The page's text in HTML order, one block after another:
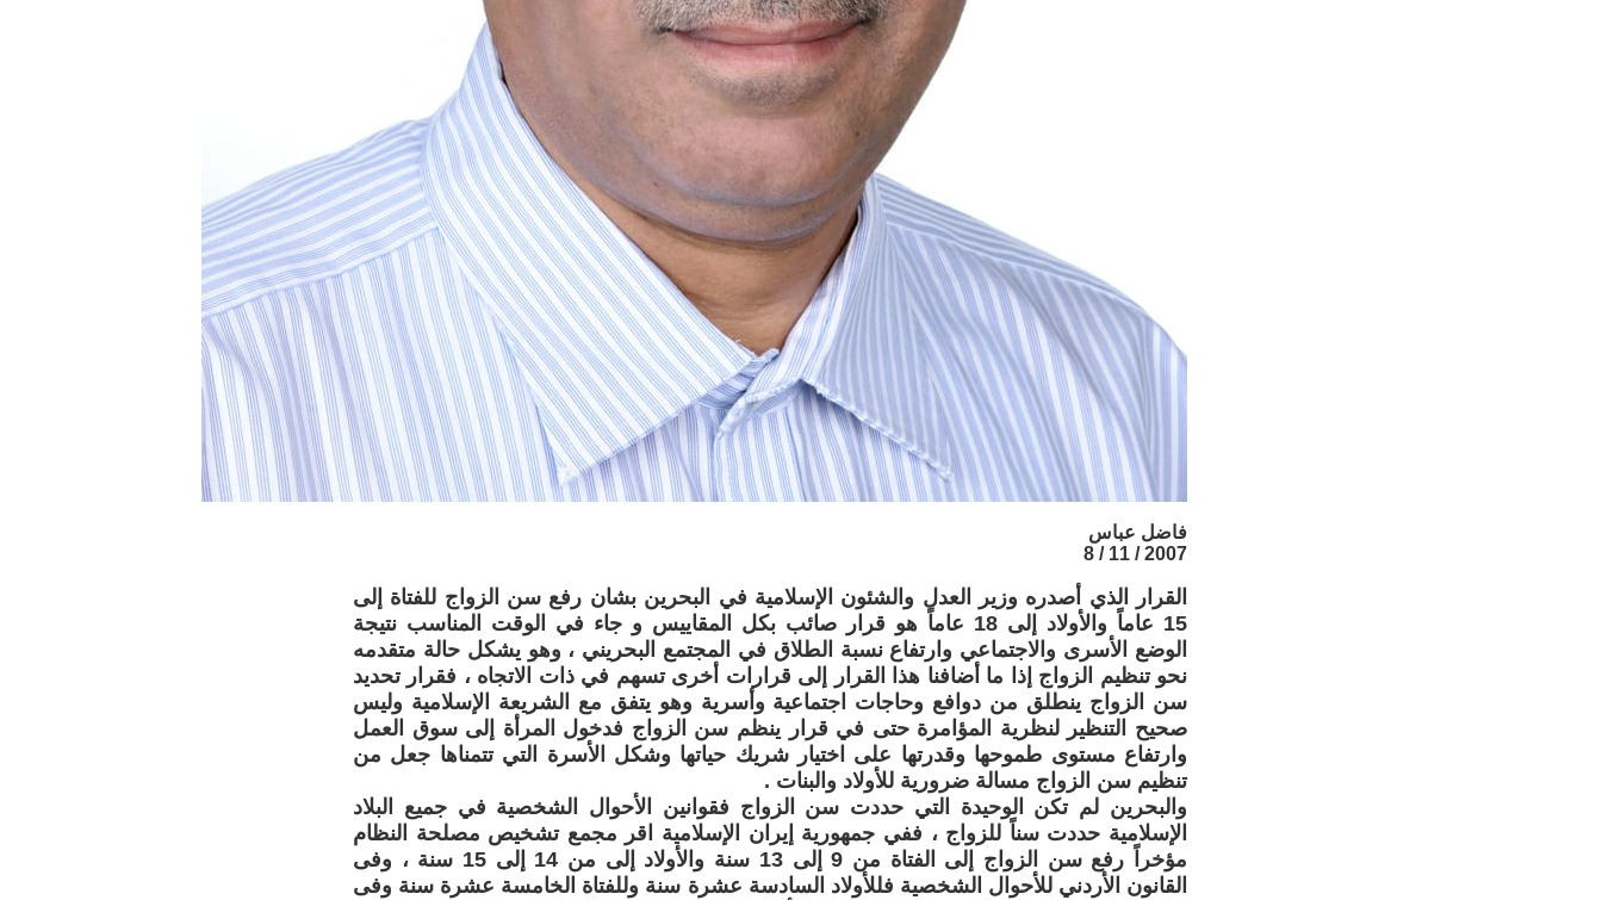
فاضل عباس
2007 / 11 / 8
القرار الذي أصدره وزير العدل والشئون الإسلامية في البحرين بشان رفع سن الزواج للفتاة إلى
15 عاماً والأولاد إلى 18 عاماً هو قرار صائب بكل المقاييس و جاء في الوقت المناسب نتيجة
الوضع الأسرى والاجتماعي وارتفاع نسبة الطلاق في المجتمع البحريني ، وهو يشكل حالة متقدمه
نحو تنظيم الزواج إذا ما أضافنا هذا القرار إلى قرارات أخرى تسهم في ذات الاتجاه ، فقرار تحديد
سن الزواج ينطلق من دوافع وحاجات اجتماعية وأسرية وهو يتفق مع الشريعة الإسلامية وليس
صحيح التنظير لنظرية المؤامرة حتى في قرار ينظم سن الزواج فدخول المرأة إلى سوق العمل
وارتفاع مستوى طموحها وقدرتها على اختيار شريك حياتها وشكل الأسرة التي تتمناها جعل من
تنظيم سن الزواج مسالة ضرورية للأولاد والبنات .
والبحرين لم تكن الوحيدة التي حددت سن الزواج فقوانين الأحوال الشخصية في جميع البلاد
الإسلامية حددت سناً للزواج ، ففي جمهورية إيران الإسلامية اقر مجمع تشخيص مصلحة النظام
مؤخراً رفع سن الزواج إلى الفتاة من 9 إلى 13 سنة والأولاد إلى من 14 إلى 15 سنة ، وفى
القانون الأردني للأحوال الشخصية فللأولاد السادسة عشرة سنة وللفتاة الخامسة عشرة سنة وفى